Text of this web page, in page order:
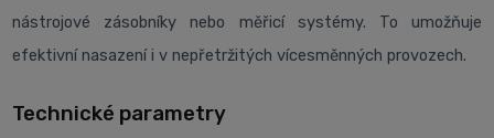
nástrojové zásobníky nebo měřicí systémy. To umožňuje
efektivní nasazení i v nepřetržitých vícesměnných provozech.
Technické parametry